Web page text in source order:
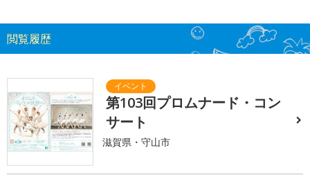
閲覧履歴
第103回プロムナード・コン
サート
滋賀県・守山市